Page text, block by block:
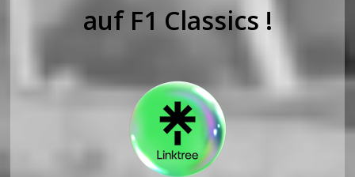
auf F1 Classics !